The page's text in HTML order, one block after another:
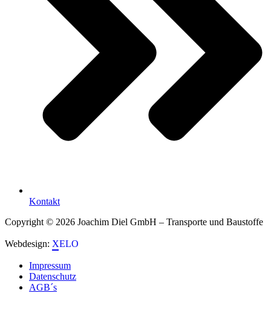
Kontakt
Copyright © 2026 Joachim Diel GmbH – Transporte und Baustoffe
Webdesign: XELO
Impressum
Datenschutz
AGB´s